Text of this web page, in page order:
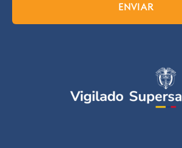
ENVIAR